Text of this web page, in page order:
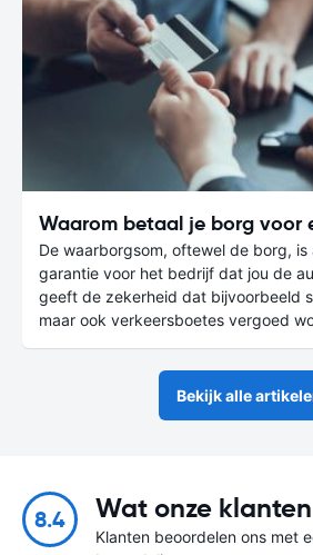
Waarom betaal je borg voor
De waarborgsom, oftewel de borg, is
garantie voor het bedrijf dat jou de
geeft de zekerheid dat bijvoorbeeld
maar ook verkeersboetes vergoed
Bekijk alle
8.4 Wat onze
Klanten beoordelen ons met